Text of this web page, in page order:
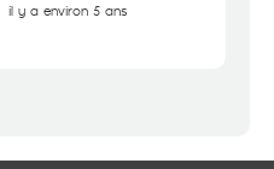
il y a environ 5 ans